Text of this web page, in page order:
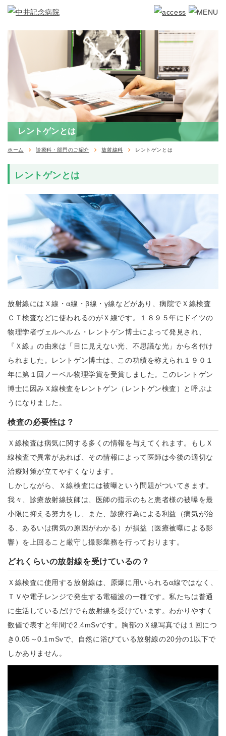
レントゲンとは
ホーム 診療科・部門のご紹介 放射線科 レントゲンとは
レントゲンとは
放射線にはＸ線・α線・β線・γ線などがあり、病院でＸ線検査
ＣＴ検査などに使われるのがＸ線です。１８９５年にドイツの
物理学者ヴェルヘルム・レントゲン博士によって発見され、
『Ｘ線』の由来は「目に見えない光、不思議な光」から名付け
られました。レントゲン博士は、この功績を称えられ１９０１
年に第１回ノーベル物理学賞を受賞しました。このレントゲン
博士に因みＸ線検査をレントゲン（レントゲン検査）と呼ぶよ
うになりました。
検査の必要性は？
Ｘ線検査は病気に関する多くの情報を与えてくれます。もしＸ
線検査で異常があれば、その情報によって医師は今後の適切な
治療対策が立てやすくなります。
しかしながら、Ｘ線検査には被曝という問題がついてきます。
我々、診療放射線技師は、医師の指示のもと患者様の被曝を最
小限に抑える努力をし、また、診療行為による利益（病気が治
る、あるいは病気の原因がわかる）が損益（医療被曝による影
響）を上回ること厳守し撮影業務を行っております。
どれくらいの放射線を受けているの？
Ｘ線検査に使用する放射線は、原爆に用いられるα線ではなく、
ＴＶや電子レンジで発生する電磁波の一種です。私たちは普通
に生活しているだけでも放射線を受けています。わかりやすく
数値で表すと年間で2.4mSvです。胸部のＸ線写真では１回につ
き0.05～0.1mSvで、自然に浴びている放射線の20分の1以下で
しかありません。